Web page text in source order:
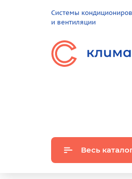
Системы
и вентиляции
Весь